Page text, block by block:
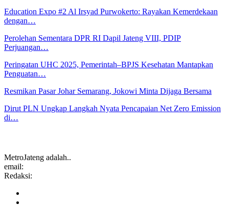
Education Expo #2 Al Irsyad Purwokerto: Rayakan Kemerdekaan
dengan…
Perolehan Sementara DPR RI Dapil Jateng VIII, PDIP
Perjuangan…
Peringatan UHC 2025, Pemerintah–BPJS Kesehatan Mantapkan
Penguatan…
Resmikan Pasar Johar Semarang, Jokowi Minta Dijaga Bersama
Dirut PLN Ungkap Langkah Nyata Pencapaian Net Zero Emission
di…
MetroJateng adalah..
email:
Redaksi: